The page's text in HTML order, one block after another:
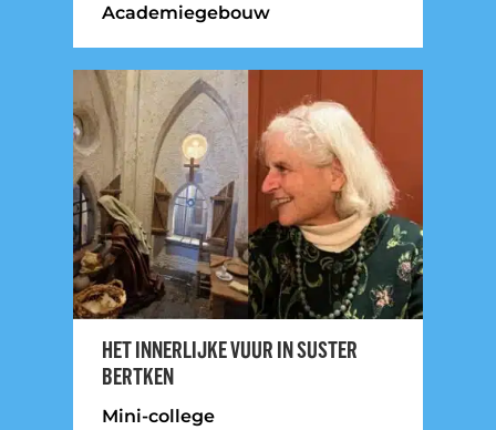
Academiegebouw
HET INNERLIJKE VUUR IN SUSTER
BERTKEN
Mini-college